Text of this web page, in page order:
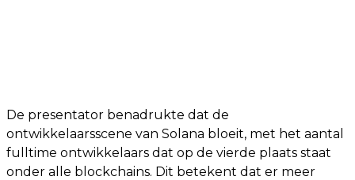
De presentator benadrukte dat de
ontwikkelaarsscene van Solana bloeit, met het aantal
fulltime ontwikkelaars dat op de vierde plaats staat
onder alle blockchains. Dit betekent dat er meer